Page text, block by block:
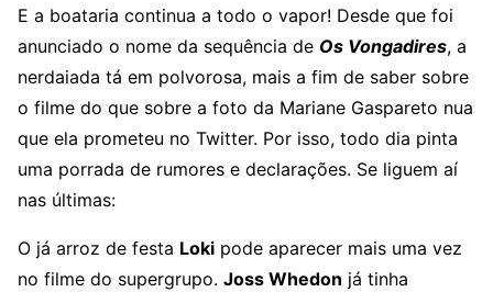
E a boataria continua a todo o vapor! Desde que foi
anunciado o nome da sequência de Os Vongadires, a
nerdaiada tá em polvorosa, mais a fim de saber sobre
o filme do que sobre a foto da Mariane Gaspareto nua
que ela prometeu no Twitter. Por isso, todo dia pinta
uma porrada de rumores e declarações. Se liguem aí
nas últimas:
O já arroz de festa Loki pode aparecer mais uma vez
no filme do supergrupo. Joss Whedon já tinha